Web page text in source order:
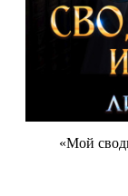
«Мой